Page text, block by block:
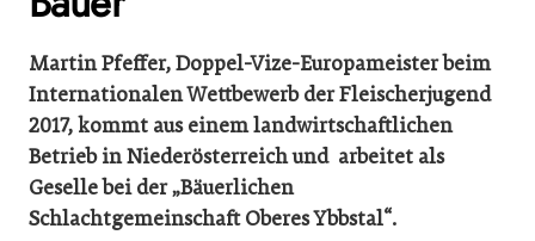
Martin Pfeffer, Doppel-Vize-Europameister beim
Internationalen Wettbewerb der Fleischerjugend
2017, kommt aus einem landwirtschaftlichen
Betrieb in Niederösterreich und arbeitet als
Geselle bei der „Bäuerlichen
Schlachtgemeinschaft Oberes Ybbstal“.